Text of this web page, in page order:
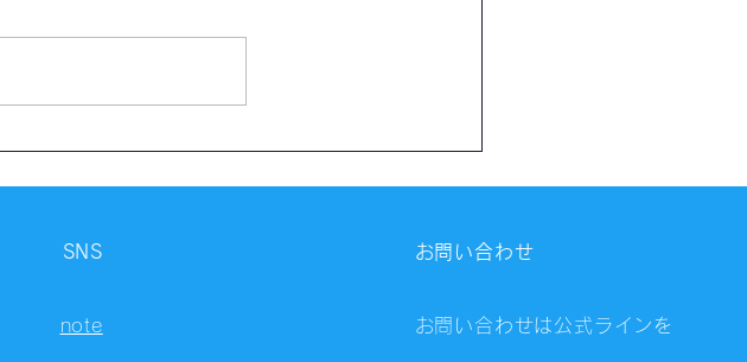
SNS
note
お問い合わせ
お問い合わせは公式ラインを